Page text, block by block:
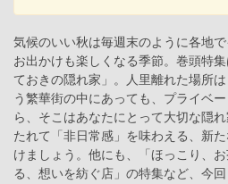
気候のいい秋は毎週末のように各地で
お出かけも楽しくなる季節。巻頭特
ておきの隠れ家」。人里離れた場所
う繁華街の中にあっても、プライベ
ら、そこはあなたにとって大切な隠
たれて「非日常感」を味わえる、新
けましょう。他にも、「ほっこり、
る、想いを紡ぐ店」の特集など、今